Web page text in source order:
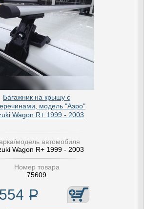
Багажник на крышу с
модель "Аэро"
Wagon R+ 1999 - 2003
модель автомобиля
Wagon R+ 1999 - 2003
Номер товара
75609
Р